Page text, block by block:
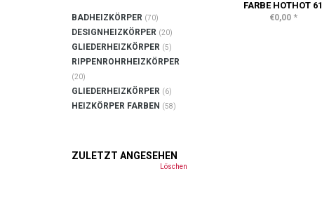
BADHEIZKÖRPER (70)
DESIGNHEIZKÖRPER (20)
GLIEDERHEIZKÖRPER (5)
RIPPENROHRHEIZKÖRPER
(20)
GLIEDERHEIZKÖRPER (6)
HEIZKÖRPER FARBEN (58)
ZULETZT ANGESEHEN
Löschen
FARBE HOTHOT 61
€0,00 *